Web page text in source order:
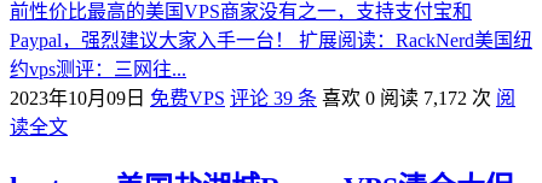
前性价比最高的美国VPS商家没有之一，支持支付宝和
Paypal，强烈建议大家入手一台！ 扩展阅读：RackNerd美国纽
约vps测评：三网往...
2023年10月09日 免费VPS 评论 39 条 喜欢 0 阅读 7,172 次 阅
读全文